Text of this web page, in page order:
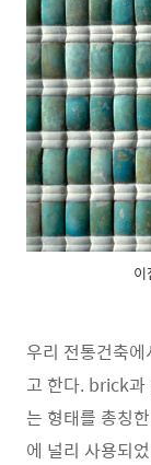
우리 전통건축
고 한다. brick과
는 형태를 총칭
에 널리 사용되